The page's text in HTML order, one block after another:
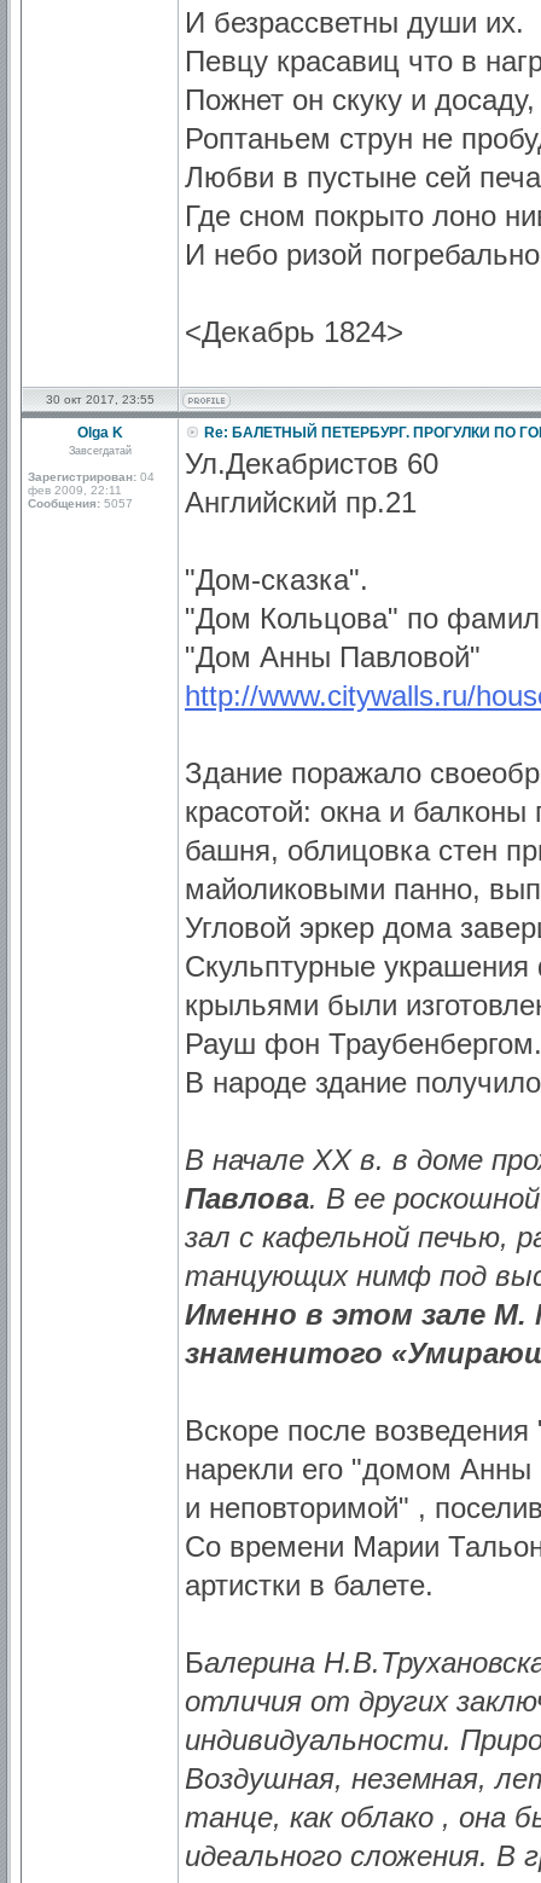
И безрассветны души их.
Певцу красавиц что в
Пожнет он скуку и досаду,
Роптаньем струн не
Любви в пустыне сей
Где сном покрыто лоно
И небо ризой
<Декабрь 1824>
30 окт 2017, 23:55
Olga K
Завсегдатай
Зарегистрирован: 04
фев 2009, 22:11
Сообщения: 5057
Re: БАЛЕТНЫЙ ПЕТЕРБУРГ. ПРОГУЛКИ ПО
Ул.Декабристов 60
Английский пр.21
"Дом-сказка".
"Дом Кольцова" по
"Дом Анны Павловой"
http://www.citywalls.ru/
Здание поражало
красотой: окна и
башня, облицовка стен
майоликовыми панно,
Угловой эркер дома
Скульптурные
крыльями были
Рауш фон Траубенбергом.
В народе здание
В начале ХХ в. в доме
Павлова. В ее
зал с кафельной печью,
танцующих нимф под
Именно в этом зале М.
знаменитого
Вскоре после
нарекли его "домом Анны
и неповторимой" ,
Со времени Марии
артистки в балете.
Балерина
отличия от других
индивидуальности.
Воздушная, неземная,
танце, как облако , она
идеального сложения. В